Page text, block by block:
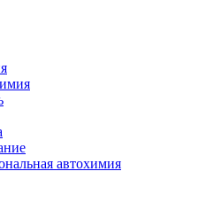
автохимия